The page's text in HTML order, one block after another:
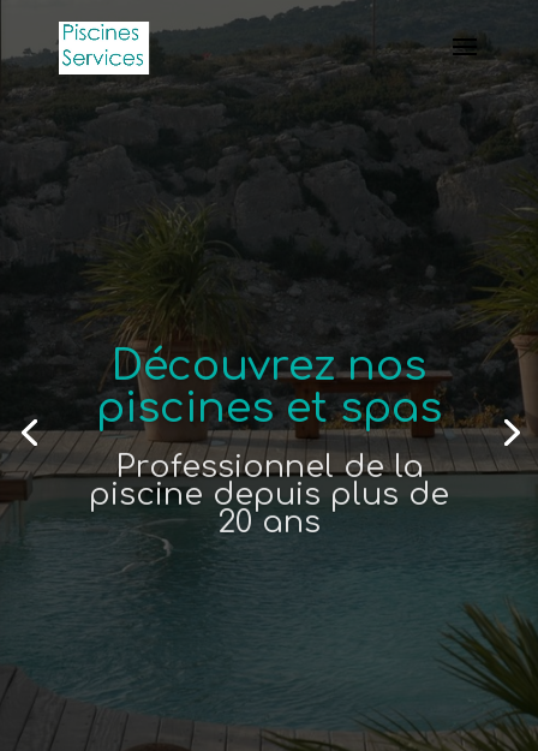
Découvrez nos
piscines et spas
Professionnel de la
piscine depuis plus de
20 ans